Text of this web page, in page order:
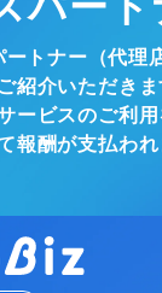
トナー（代理
紹介いただきま
ービスのご利
報酬が支払われ